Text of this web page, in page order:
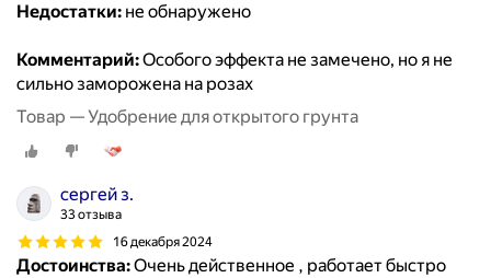
Недостатки: не обнаружено
Комментарий:Особого эффекта не замечено, но я не
сильно заморожена на розах
Товар — Удобрение для открытого грунта
сергей з.
33 отзыва
16 декабря 2024
Достоинства:Очень действенное , работает быстро